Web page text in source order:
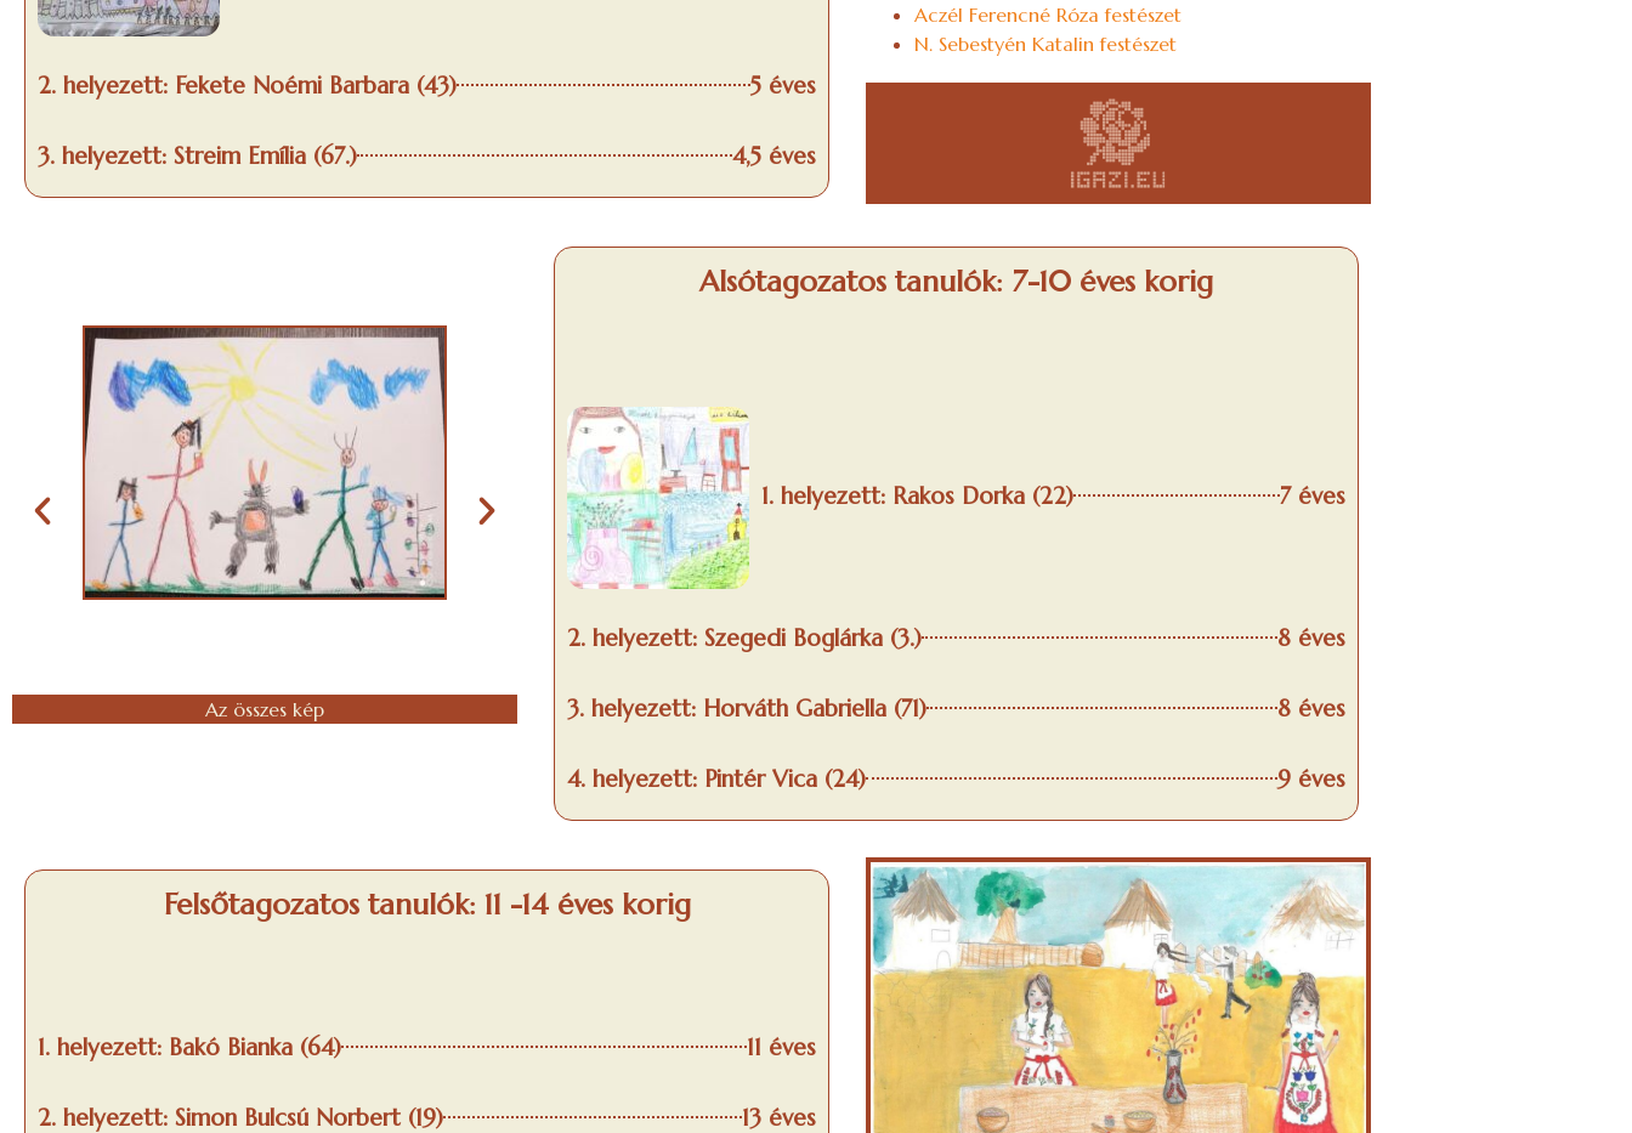
2. helyezett: Fekete Noémi Barbara (43) 5 éves
3. helyezett: Streim Emília (67.) 4,5 éves
Aczél Ferencné Róza festészet
N. Sebestyén Katalin festészet
Az összes kép
Alsótagozatos tanulók: 7-10 éves korig
1. helyezett: Rakos Dorka (22) 7 éves
2. helyezett: Szegedi Boglárka (3.) 8 éves
3. helyezett: Horváth Gabriella (71) 8 éves
4. helyezett: Pintér Vica (24) 9 éves
Felsőtagozatos tanulók: 11 -14 éves korig
1. helyezett: Bakó Bianka (64) 11 éves
2. helyezett: Simon Bulcsú Norbert (19) 13 éves